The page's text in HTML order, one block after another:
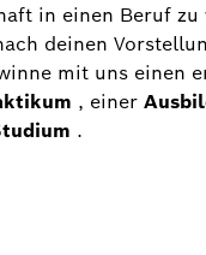
in einen Beruf zu
deinen
mit uns einen
, einer
.